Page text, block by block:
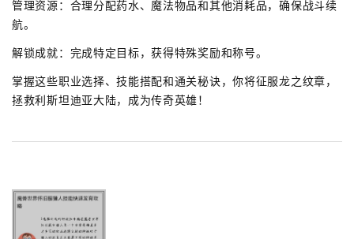
管理资源：合理分配药水、魔法物品和其他消耗品，确保战斗续
航。
解锁成就：完成特定目标，获得特殊奖励和称号。
掌握这些职业选择、技能搭配和通关秘诀，你将征服龙之纹章，
拯救利斯坦迪亚大陆，成为传奇英雄！